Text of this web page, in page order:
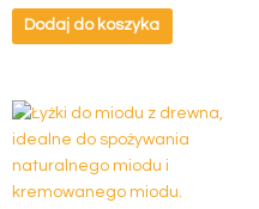
Dodaj do koszyka